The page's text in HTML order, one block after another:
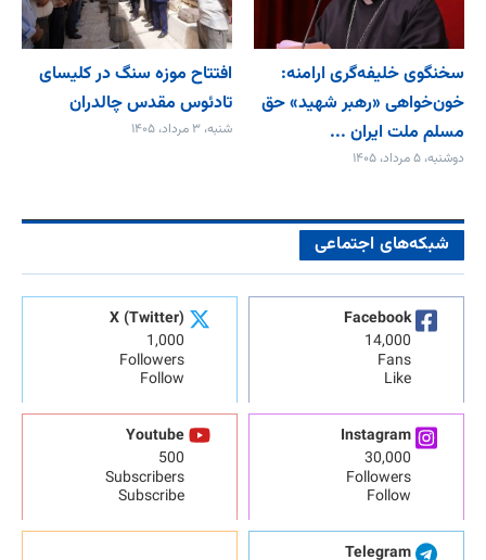
سخنگوی خلیفه‌گری ارامنه:
خون‌خواهی «رهبر شهید» حق
مسلم ملت ایران ...
دوشنبه، ۵ مرداد، ۱۴۰۵
افتتاح موزه سنگ در کلیسای
تادئوس مقدس چالدران
شنبه، ۳ مرداد، ۱۴۰۵
شبکه‌های اجتماعی
Facebook
14,000
Fans
Like
X (Twitter)
1,000
Followers
Follow
Instagram
30,000
Followers
Follow
Youtube
500
Subscribers
Subscribe
Telegram